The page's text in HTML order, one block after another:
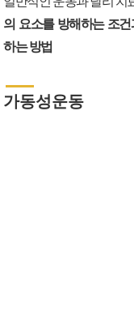
의 요소를 방해하는 조
하는 방법
가동성운동